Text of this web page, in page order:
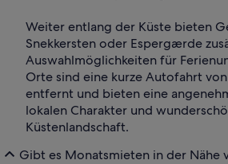
Weiter entlang der Küste bieten
Snekkersten oder Espergærde
Auswahlmöglichkeiten für
Orte sind eine kurze Autofahrt
entfernt und bieten eine
lokalen Charakter und
Küstenlandschaft.
Gibt es Monatsmieten in der Nähe